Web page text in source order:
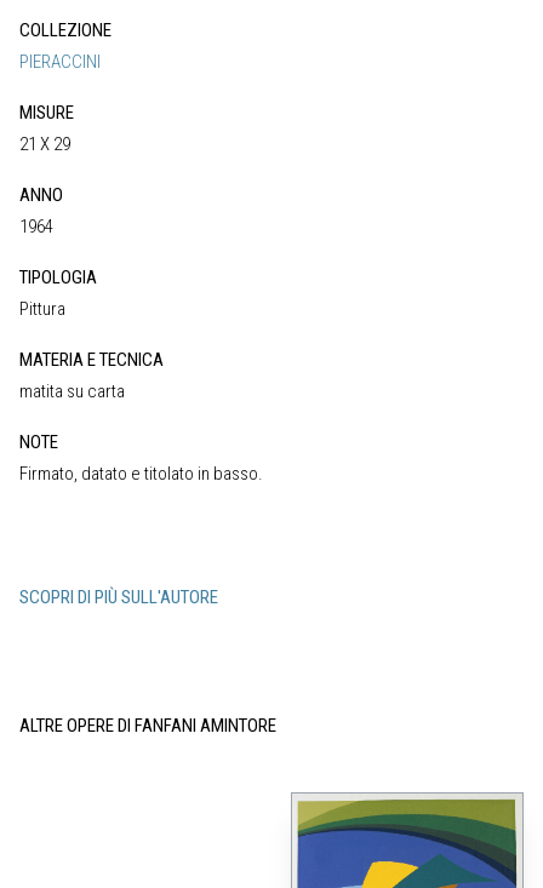
COLLEZIONE
PIERACCINI
MISURE
21 X 29
ANNO
1964
TIPOLOGIA
Pittura
MATERIA E TECNICA
matita su carta
NOTE
Firmato, datato e titolato in basso.
SCOPRI DI PIÙ SULL'AUTORE
ALTRE OPERE DI FANFANI AMINTORE